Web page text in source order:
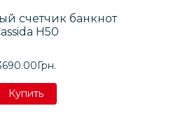
счетчик банкнот
H50
Купить
Купить